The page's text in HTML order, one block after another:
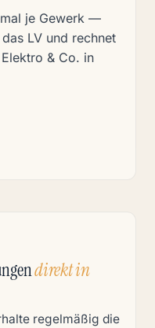
je Gewerk —
LV und rechnet
& Co. in
direkt in
regelmäßig die